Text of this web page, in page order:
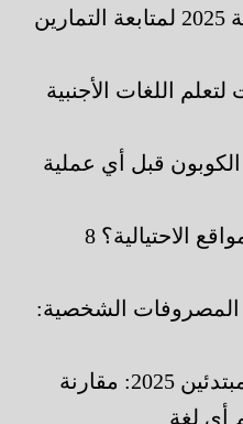
أفضل تطبيقات لياقة بدنية 2025 لمتابعة التمارين
اللغات الأجنبية
الكوبون قبل أي عملية
كيف تحمي نفسك من المواقع الاحتيالية؟ 8
المصروفات الشخصية:
أفضل تطبيق تعلم لغة للمبتدئين 2025: مقارنة
أي لغة